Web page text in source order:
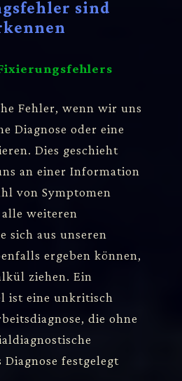
sind
Fehler, wenn wir uns
Diagnose oder eine
Dies geschieht
an einer Information
von Symptomen
weiteren
sich aus unseren
ergeben können,
ziehen. Ein
ist eine unkritisch
die ohne
festgelegt